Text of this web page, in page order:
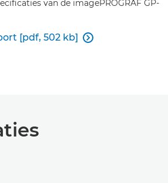
van de imagePROGRAF GP-
[pdf, 502 kb] 